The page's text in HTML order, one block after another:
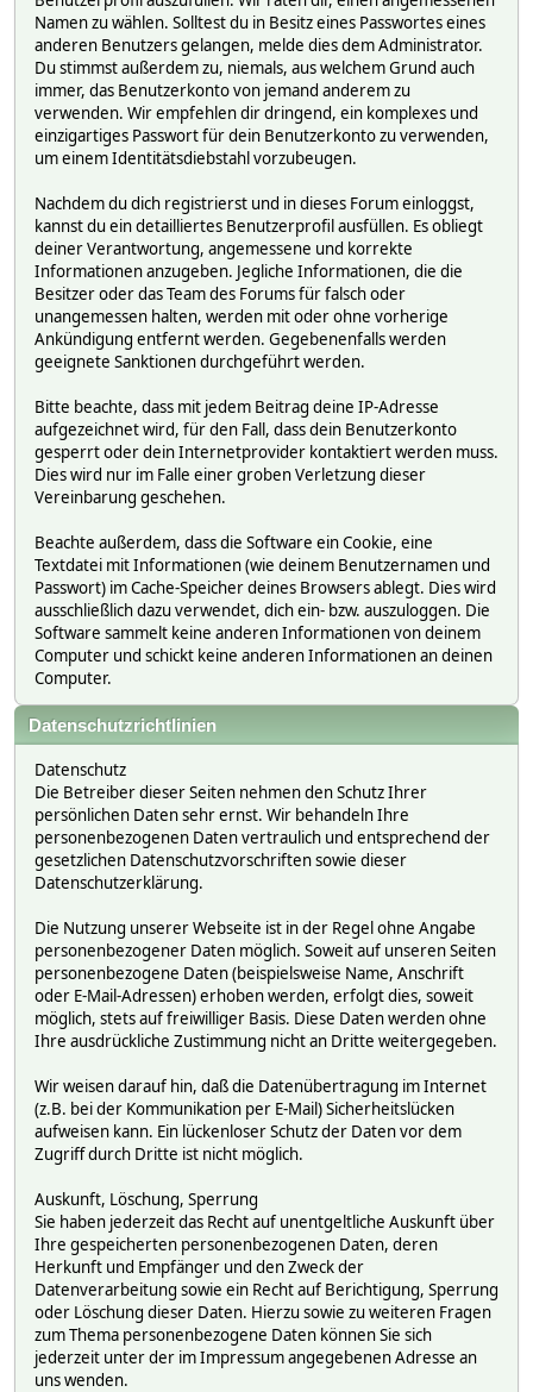
Namen zu wählen. Solltest du in Besitz eines Passwortes eines
anderen Benutzers gelangen, melde dies dem Administrator.
Du stimmst außerdem zu, niemals, aus welchem Grund auch
immer, das Benutzerkonto von jemand anderem zu
verwenden. Wir empfehlen dir dringend, ein komplexes und
einzigartiges Passwort für dein Benutzerkonto zu verwenden,
um einem Identitätsdiebstahl vorzubeugen.
Nachdem du dich registrierst und in dieses Forum einloggst,
kannst du ein detailliertes Benutzerprofil ausfüllen. Es obliegt
deiner Verantwortung, angemessene und korrekte
Informationen anzugeben. Jegliche Informationen, die die
Besitzer oder das Team des Forums für falsch oder
unangemessen halten, werden mit oder ohne vorherige
Ankündigung entfernt werden. Gegebenenfalls werden
geeignete Sanktionen durchgeführt werden.
Bitte beachte, dass mit jedem Beitrag deine IP-Adresse
aufgezeichnet wird, für den Fall, dass dein Benutzerkonto
gesperrt oder dein Internetprovider kontaktiert werden muss.
Dies wird nur im Falle einer groben Verletzung dieser
Vereinbarung geschehen.
Beachte außerdem, dass die Software ein Cookie, eine
Textdatei mit Informationen (wie deinem Benutzernamen und
Passwort) im Cache-Speicher deines Browsers ablegt. Dies wird
ausschließlich dazu verwendet, dich ein- bzw. auszuloggen. Die
Software sammelt keine anderen Informationen von deinem
Computer und schickt keine anderen Informationen an deinen
Computer.
Datenschutzrichtlinien
Datenschutz
Die Betreiber dieser Seiten nehmen den Schutz Ihrer
persönlichen Daten sehr ernst. Wir behandeln Ihre
personenbezogenen Daten vertraulich und entsprechend der
gesetzlichen Datenschutzvorschriften sowie dieser
Datenschutzerklärung.
Die Nutzung unserer Webseite ist in der Regel ohne Angabe
personenbezogener Daten möglich. Soweit auf unseren Seiten
personenbezogene Daten (beispielsweise Name, Anschrift
oder E-Mail-Adressen) erhoben werden, erfolgt dies, soweit
möglich, stets auf freiwilliger Basis. Diese Daten werden ohne
Ihre ausdrückliche Zustimmung nicht an Dritte weitergegeben.
Wir weisen darauf hin, daß die Datenübertragung im Internet
(z.B. bei der Kommunikation per E-Mail) Sicherheitslücken
aufweisen kann. Ein lückenloser Schutz der Daten vor dem
Zugriff durch Dritte ist nicht möglich.
Auskunft, Löschung, Sperrung
Sie haben jederzeit das Recht auf unentgeltliche Auskunft über
Ihre gespeicherten personenbezogenen Daten, deren
Herkunft und Empfänger und den Zweck der
Datenverarbeitung sowie ein Recht auf Berichtigung, Sperrung
oder Löschung dieser Daten. Hierzu sowie zu weiteren Fragen
zum Thema personenbezogene Daten können Sie sich
jederzeit unter der im Impressum angegebenen Adresse an
uns wenden.